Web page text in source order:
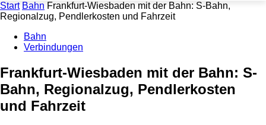
Start Bahn Frankfurt-Wiesbaden mit der Bahn: S-Bahn,
Regionalzug, Pendlerkosten und Fahrzeit
Bahn
Verbindungen
Frankfurt-Wiesbaden mit der Bahn: S-
Bahn, Regionalzug, Pendlerkosten
und Fahrzeit